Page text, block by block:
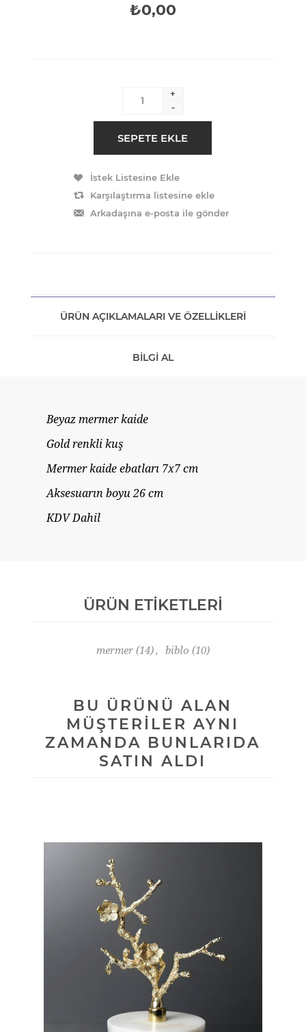
₺0,00
+
-
ÜRÜN AÇIKLAMALARI VE ÖZELLIKLERI
BILGI AL
Beyaz mermer kaide
Gold renkli kuş
Mermer kaide ebatları 7x7 cm
Aksesuarın boyu 26 cm
KDV Dahil
ÜRÜN ETIKETLERI
mermer (14), biblo (10)
BU ÜRÜNÜ ALAN
MÜŞTERILER AYNI
ZAMANDA BUNLARIDA
SATIN ALDI